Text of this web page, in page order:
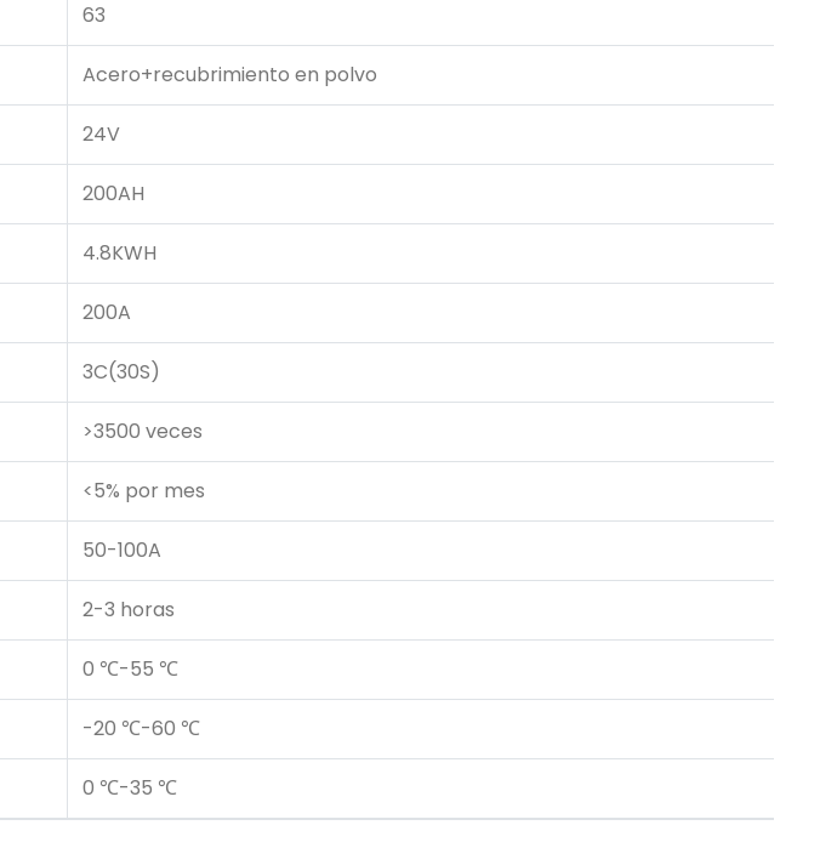
63
Acero+recubrimiento en polvo
24V
200AH
4.8KWH
200A
3C(30S)
>3500 veces
<5% por mes
50-100A
2-3 horas
0 ℃-55 ℃
-20 ℃-60 ℃
0 ℃-35 ℃